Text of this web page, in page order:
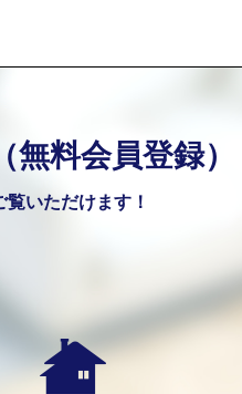
料会員登録）
いただけます！